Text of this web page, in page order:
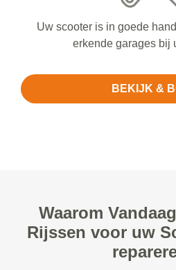
Uw scooter is in goede
erkende garages bij
BEKIJK &
Waarom
Rijssen voor uw